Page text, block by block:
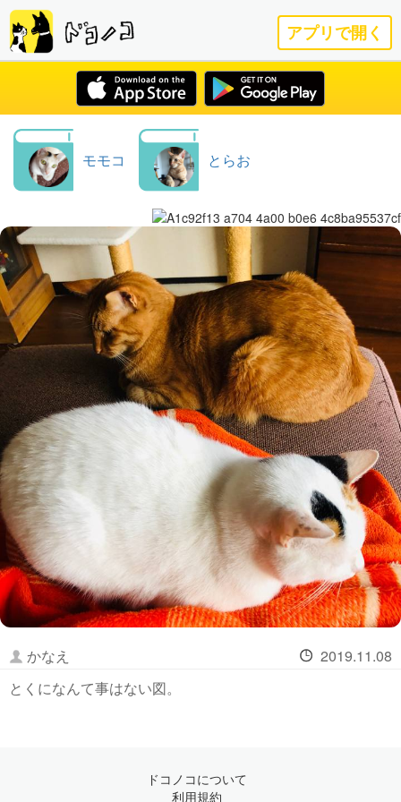
アプリで開く
モモコ とらお
かなえ
2019.11.08
とくになんて事はない図。
ドコノコについて
利用規約